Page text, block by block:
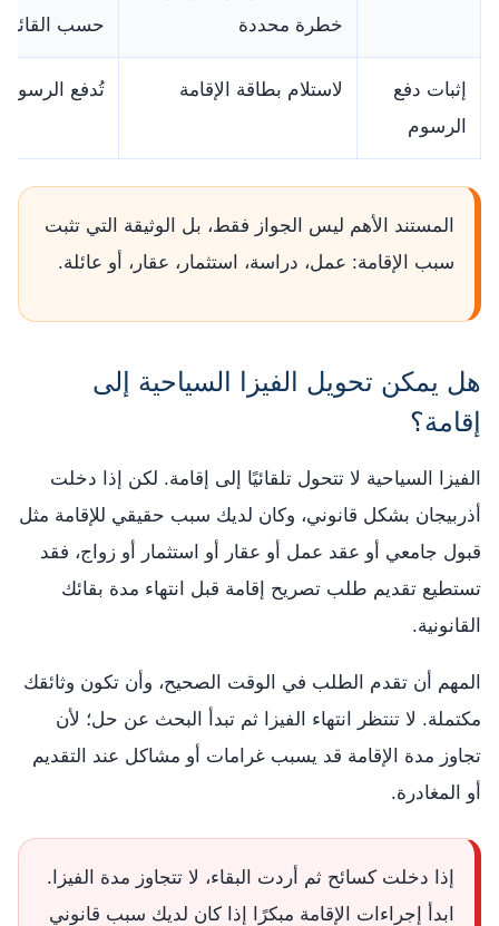
خطرة محددة
حسب
إثبات دفع
الرسوم
لاستلام بطاقة الإقامة تُدفع
المستند الأهم ليس الجواز فقط، بل الوثيقة التي تثبت
سبب الإقامة: عمل، دراسة، استثمار، عقار، أو عائلة.
هل يمكن تحويل الفيزا السياحية إلى
إقامة؟
الفيزا السياحية لا تتحول تلقائيًا إلى إقامة. لكن إذا دخلت
أذربيجان بشكل قانوني، وكان لديك سبب حقيقي للإقامة مثل
قبول جامعي أو عقد عمل أو عقار أو استثمار أو زواج، فقد
تستطيع تقديم طلب تصريح إقامة قبل انتهاء مدة بقائك
القانونية.
المهم أن تقدم الطلب في الوقت الصحيح، وأن تكون وثائقك
مكتملة. لا تنتظر انتهاء الفيزا ثم تبدأ البحث عن حل؛ لأن
تجاوز مدة الإقامة قد يسبب غرامات أو مشاكل عند التقديم
أو المغادرة.
إذا دخلت كسائح ثم أردت البقاء، لا تتجاوز مدة الفيزا.
ابدأ إجراءات الإقامة مبكرًا إذا كان لديك سبب قانوني